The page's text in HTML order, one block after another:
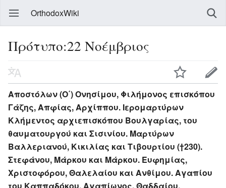
OrthodoxWiki
Πρότυπο:22 Νοέμβριος
Αποστόλων (Ο΄) Ονησίμου, Φιλήμονος επισκόπου
Γάζης, Απφίας, Αρχίππου. Ιερομαρτύρων
Κλήμεντος αρχιεπισκόπου Βουλγαρίας, του
θαυματουργού και Σισινίου. Μαρτύρων
Βαλλεριανού, Κικιλίας και Τιβουρτίου (†230).
Στεφάνου, Μάρκου και Μάρκου. Ευφημίας,
Χριστοφόρου, Θαλελαίου και Ανθίμου. Αγαπίου
του Καππαδόκου, Αγαπίωνος, Θαδδαίου,